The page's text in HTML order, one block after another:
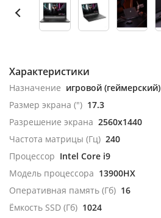
Характеристики
Назначение игровой (геймерский)
Размер экрана (") 17.3
Разрешение экрана 2560x1440
Частота матрицы (Гц) 240
Процессор Intel Core i9
Модель процессора 13900HX
Оперативная память (Гб) 16
Ёмкость SSD (Гб) 1024